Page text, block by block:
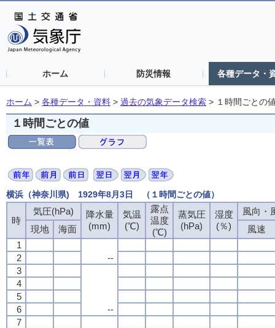
ホーム 防災情報 各種データ・
ホーム > 各種データ・資料 > 過去の気象データ検索 > １時間ごとの
１時間ごとの値
横浜（神奈川県) 1929年8月3日 （１時間ごとの値）
時
気圧(hPa)
降水量
(mm)
気温
(℃)
露点
温度
(℃)
蒸気圧
(hPa)
湿度
(％)
風向・
現地
海面
風速
1
--
2
3
--
4
5
6
7